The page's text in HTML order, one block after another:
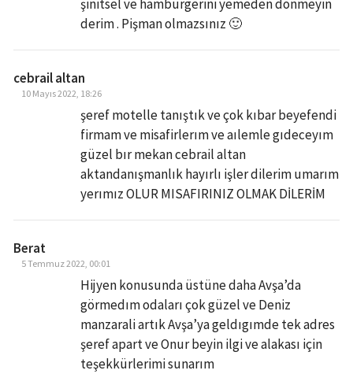
şinitsel ve hamburgerini yemeden dönmeyin
derim . Pişman olmazsınız 🙂
cebrail altan
10 Mayıs 2022, 18:26
şeref motelle tanıştık ve çok kıbar beyefendi
firmam ve misafirlerım ve aılemle gıdeceyım
güzel bır mekan cebrail altan
aktandanışmanlık hayırlı işler dilerim umarım
yerımız OLUR MISAFIRINIZ OLMAK DİLERİM
Berat
5 Temmuz 2022, 00:01
Hijyen konusunda üstüne daha Avşa’da
görmedım odaları çok güzel ve Deniz
manzarali artık Avşa’ya geldıgımde tek adres
şeref apart ve Onur beyin ilgi ve alakası için
teşekkürlerimi sunarım